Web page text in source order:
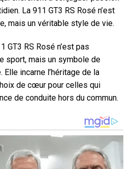
La 911 GT3 RS Rosé n’est
mais un véritable style de vie.
GT3 RS Rosé n’est pas
sport, mais un symbole de
incarne l’héritage de la
de cœur pour celles qui
de conduite hors du commun.